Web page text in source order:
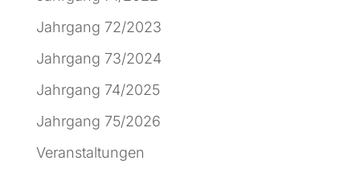
Jahrgang 72/2023
Jahrgang 73/2024
Jahrgang 74/2025
Jahrgang 75/2026
Veranstaltungen